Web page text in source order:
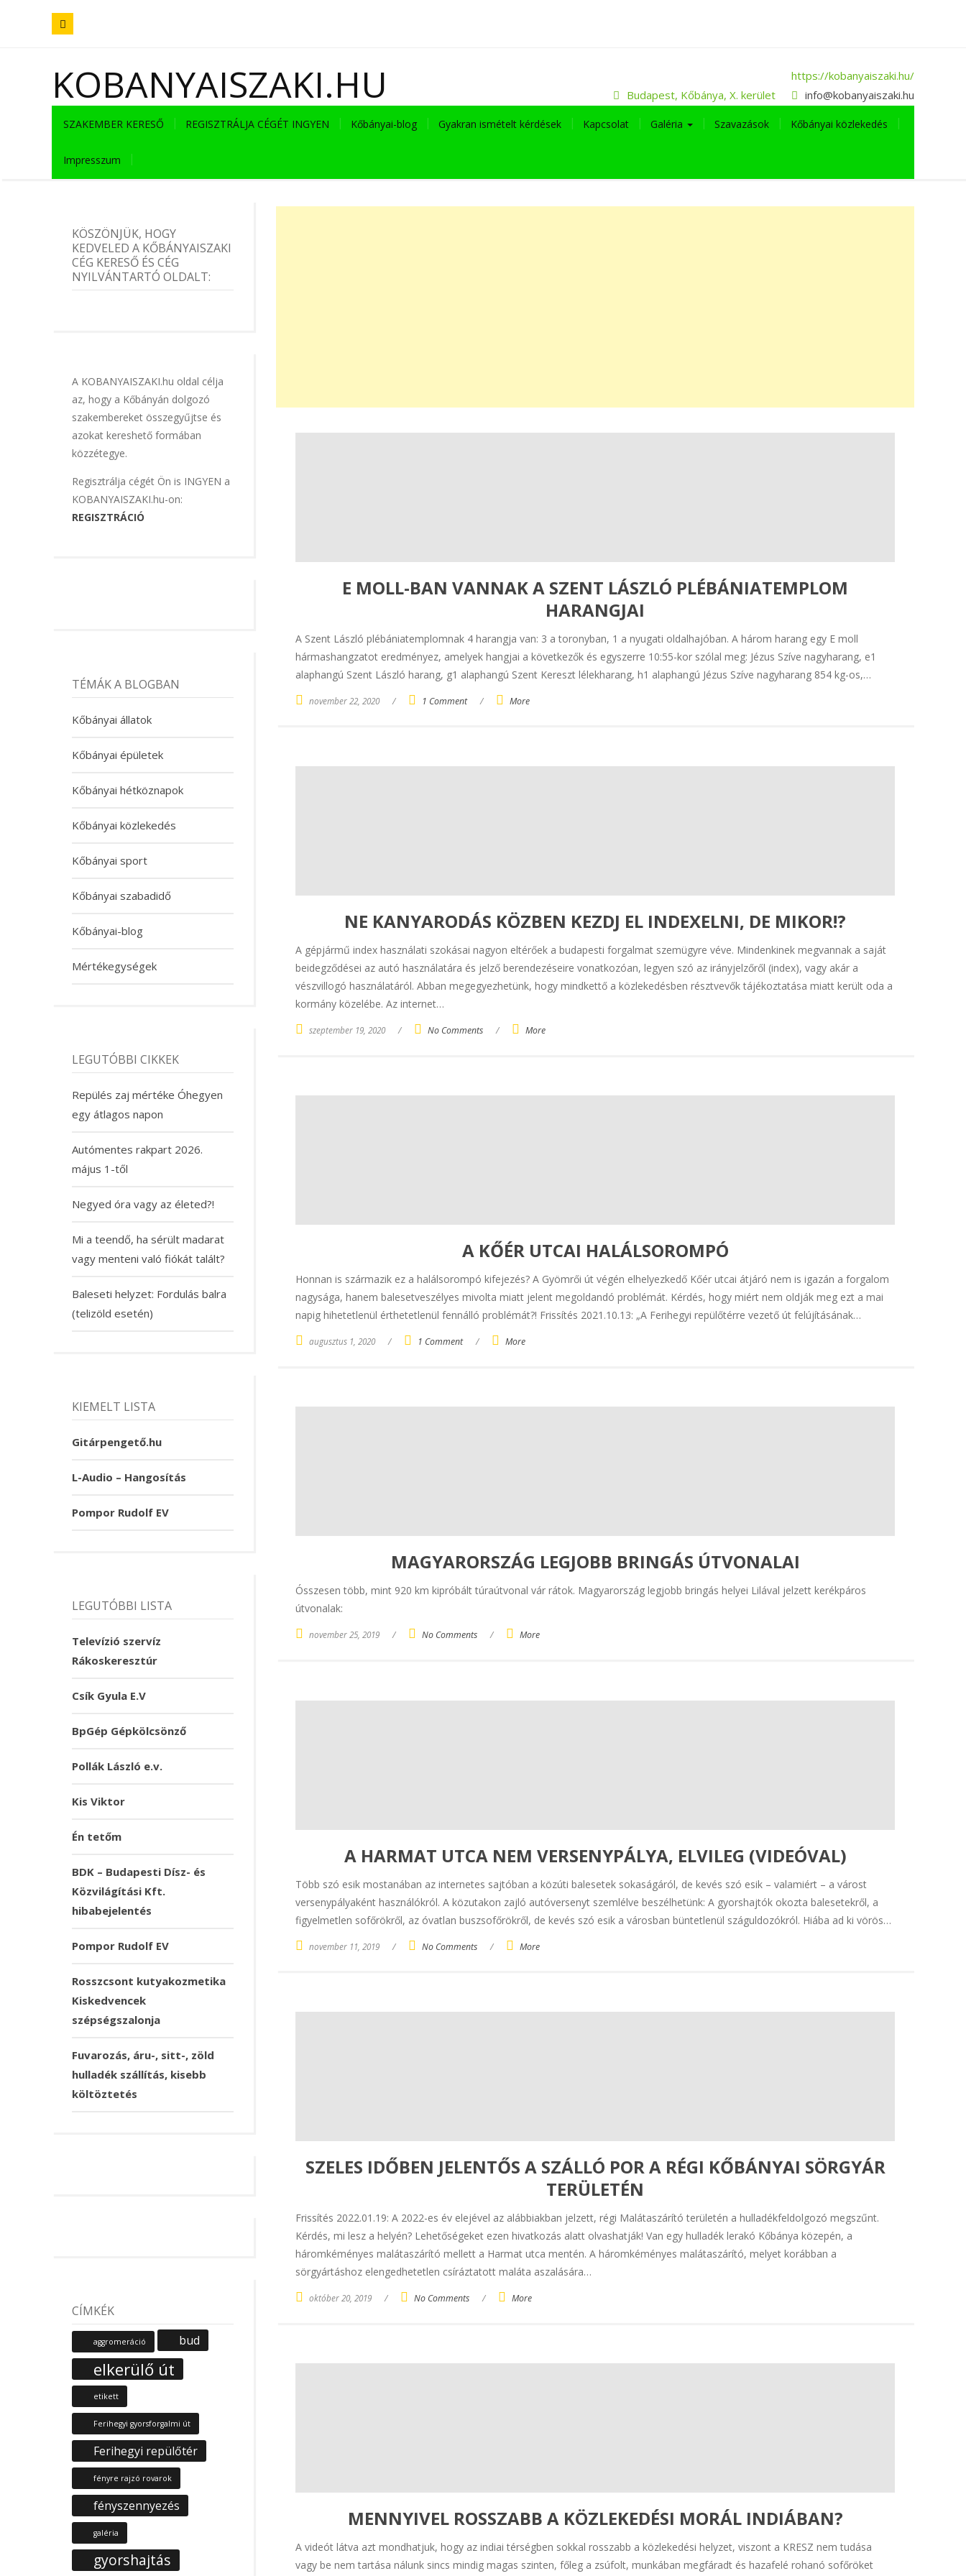
KOBANYAISZAKI.HU
https://kobanyaiszaki.hu/
Budapest, Kőbánya, X. kerület
info@kobanyaiszaki.hu
SZAKEMBER KERESŐ REGISZTRÁLJA CÉGÉT INGYEN Kőbányai-blog Gyakran ismételt kérdések Kapcsolat Galéria Szavazások Kőbányai közlekedés
Impresszum
E MOLL-BAN VANNAK A SZENT LÁSZLÓ PLÉBÁNIATEMPLOM
HARANGJAI
A Szent László plébániatemplomnak 4 harangja van: 3 a toronyban, 1 a nyugati oldalhajóban. A három harang egy E moll
hármashangzatot eredményez, amelyek hangjai a következők és egyszerre 10:55-kor szólal meg: Jézus Szíve nagyharang, e1
alaphangú Szent László harang, g1 alaphangú Szent Kereszt lélekharang, h1 alaphangú Jézus Szíve nagyharang 854 kg-os,…
november 22, 2020 / 1 Comment / More
NE KANYARODÁS KÖZBEN KEZDJ EL INDEXELNI, DE MIKOR!?
A gépjármű index használati szokásai nagyon eltérőek a budapesti forgalmat szemügyre véve. Mindenkinek megvannak a saját
beidegződései az autó használatára és jelző berendezéseire vonatkozóan, legyen szó az irányjelzőről (index), vagy akár a
vészvillogó használatáról. Abban megegyezhetünk, hogy mindkettő a közlekedésben résztvevők tájékoztatása miatt került oda a
kormány közelébe. Az internet…
szeptember 19, 2020 / No Comments / More
A KŐÉR UTCAI HALÁLSOROMPÓ
Honnan is származik ez a halálsorompó kifejezés? A Gyömrői út végén elhelyezkedő Kőér utcai átjáró nem is igazán a forgalom
nagysága, hanem balesetveszélyes mivolta miatt jelent megoldandó problémát. Kérdés, hogy miért nem oldják meg ezt a mai
napig hihetetlenül érthetetlenül fennálló problémát?! Frissítés 2021.10.13: „A Ferihegyi repülőtérre vezető út felújításának…
augusztus 1, 2020 / 1 Comment / More
MAGYARORSZÁG LEGJOBB BRINGÁS ÚTVONALAI
Ósszesen több, mint 920 km kipróbált túraútvonal vár rátok. Magyarország legjobb bringás helyei Lilával jelzett kerékpáros
útvonalak:
november 25, 2019 / No Comments / More
A HARMAT UTCA NEM VERSENYPÁLYA, ELVILEG (VIDEÓVAL)
Több szó esik mostanában az internetes sajtóban a közúti balesetek sokaságáról, de kevés szó esik – valamiért – a várost
versenypályaként használókról. A közutakon zajló autóversenyt szemlélve beszélhetünk: A gyorshajtók okozta balesetekről, a
figyelmetlen sofőrökről, az óvatlan buszsofőrökről, de kevés szó esik a városban büntetlenül száguldozókról. Hiába ad ki vörös…
november 11, 2019 / No Comments / More
SZELES IDŐBEN JELENTŐS A SZÁLLÓ POR A RÉGI KŐBÁNYAI SÖRGYÁR
TERÜLETÉN
Frissítés 2022.01.19: A 2022-es év elejével az alábbiakban jelzett, régi Malátaszárító területén a hulladékfeldolgozó megszűnt.
Kérdés, mi lesz a helyén? Lehetőségeket ezen hivatkozás alatt olvashatják! Van egy hulladék lerakó Kőbánya közepén, a
háromkéményes malátaszárító mellett a Harmat utca mentén. A háromkéményes malátaszárító, melyet korábban a
sörgyártáshoz elengedhetetlen csíráztatott maláta aszalására…
október 20, 2019 / No Comments / More
MENNYIVEL ROSSZABB A KÖZLEKEDÉSI MORÁL INDIÁBAN?
A videót látva azt mondhatjuk, hogy az indiai térségben sokkal rosszabb a közlekedési helyzet, viszont a KRESZ nem tudása
vagy be nem tartása nálunk sincs mindig magas szinten, főleg a zsúfolt, munkában megfáradt és hazafelé rohanó sofőröket
KÖSZÖNJÜK, HOGY
KEDVELED A KŐBÁNYAISZAKI
CÉG KERESŐ ÉS CÉG
NYILVÁNTARTÓ OLDALT:
A KOBANYAISZAKI.hu oldal célja
az, hogy a Kőbányán dolgozó
szakembereket összegyűjtse és
azokat kereshető formában
közzétegye.
Regisztrálja cégét Ön is INGYEN a
KOBANYAISZAKI.hu-on:
REGISZTRÁCIÓ
TÉMÁK A BLOGBAN
Kőbányai állatok
Kőbányai épületek
Kőbányai hétköznapok
Kőbányai közlekedés
Kőbányai sport
Kőbányai szabadidő
Kőbányai-blog
Mértékegységek
LEGUTÓBBI CIKKEK
Repülés zaj mértéke Óhegyen
egy átlagos napon
Autómentes rakpart 2026.
május 1-től
Negyed óra vagy az életed?!
Mi a teendő, ha sérült madarat
vagy menteni való fiókát talált?
Baleseti helyzet: Fordulás balra
(telizöld esetén)
KIEMELT LISTA
Gitárpengető.hu
L-Audio – Hangosítás
Pompor Rudolf EV
LEGUTÓBBI LISTA
Televízió szervíz
Rákoskeresztúr
Csík Gyula E.V
BpGép Gépkölcsönző
Pollák László e.v.
Kis Viktor
Én tetőm
BDK – Budapesti Dísz- és
Közvilágítási Kft.
hibabejelentés
Pompor Rudolf EV
Rosszcsont kutyakozmetika
Kiskedvencek
szépségszalonja
Fuvarozás, áru-, sitt-, zöld
hulladék szállítás, kisebb
költöztetés
CÍMKÉK
aggromeráció bud
elkerülő út
etikett
Ferihegyi gyorsforgalmi út
Ferihegyi repülőtér
fényre rajzó rovarok
fényszennyezés
galéria
gyorshajtás